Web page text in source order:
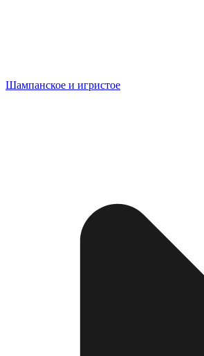
Шампанское и игристое